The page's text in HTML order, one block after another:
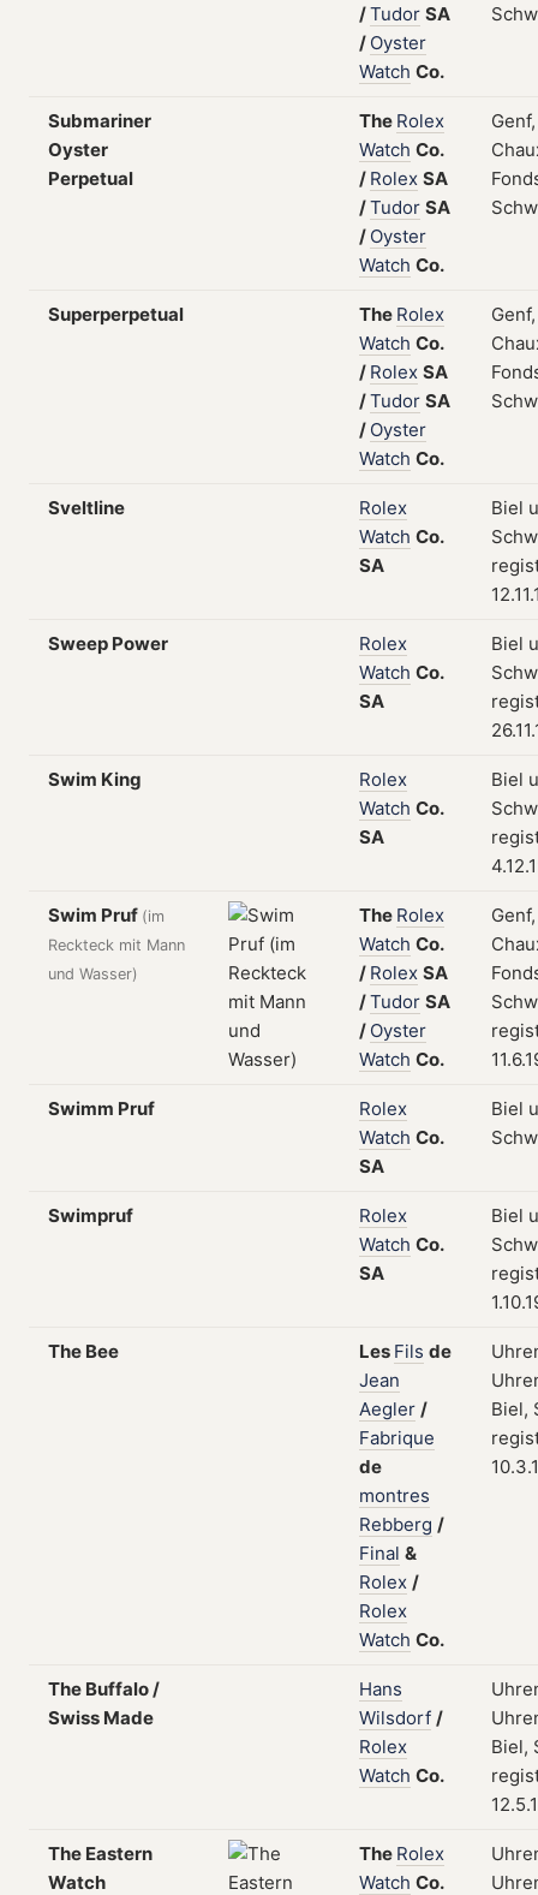
/Tudor SA
/ Oyster
Watch Co.
Submariner
Oyster
Perpetual
The Rolex
Watch Co.
/ Rolex SA
/Tudor SA
/ Oyster
Watch Co.
Superperpetual The Rolex
Watch Co.
/ Rolex SA
/Tudor SA
/ Oyster
Watch Co.
Sveltline
Rolex
Watch Co.
SA
Biel
Sweep Power
Rolex
Watch Co.
SA
Biel
Swim King
Rolex
Watch Co.
SA
Biel
Swim Pruf (im
Reckteck mit Mann
und Wasser)
The Rolex
Watch Co.
/ Rolex SA
/Tudor SA
/ Oyster
Watch Co.
Swimm Pruf
Rolex
Watch Co.
SA
Biel
Swimpruf
Rolex
Watch Co.
SA
Biel
The Bee Les Fils de
Jean
Aegler /
Fabrique
de
montres
Rebberg /
Final &
Rolex /
Rolex
Watch Co.
Biel,
The Buffalo /
Swiss Made
Hans
Wilsdorf /
Rolex
Watch Co.
Biel,
The Eastern
Watch
The Rolex
Watch Co.